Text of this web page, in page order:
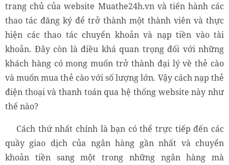
trang chủ của website Muathe24h.vn và tiến hành các
thao tác đăng ký để trở thành một thành viên và thực
hiện các thao tác chuyển khoản và nạp tiền vào tài
khoản. Đây còn là điều khá quan trọng đối với những
khách hàng có mong muốn trở thành đại lý về thẻ cào
và muốn mua thẻ cào với số lượng lớn. Vậy cách nạp thẻ
điện thoại và thanh toán qua hệ thống website này như
thế nào?
Cách thứ nhất chính là bạn có thể trực tiếp đến các
quầy giao dịch của ngân hàng gần nhất và chuyển
khoản tiền sang một trong những ngân hàng mà